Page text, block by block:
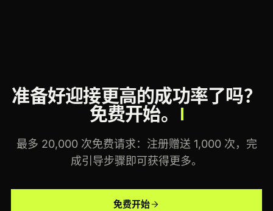
准备好迎接更高的成功率了吗？
免费开始。
最多 20,000 次免费请求：注册赠送 1,000 次，完
成引导步骤即可获得更多。
免费开始